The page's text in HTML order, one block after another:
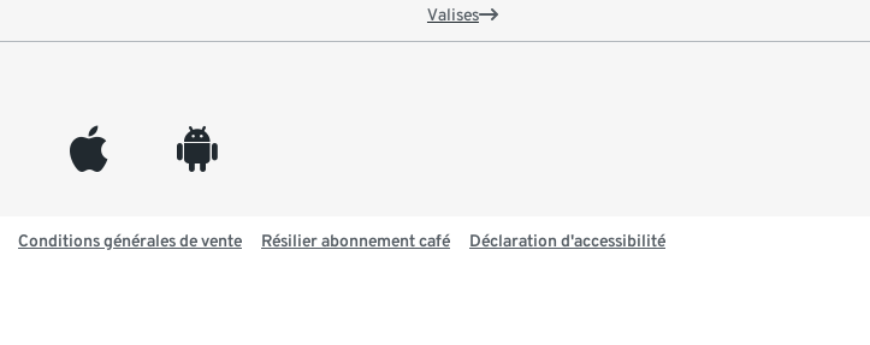
Valises
appleinc android
Conditions générales de vente Résilier abonnement café Déclaration d'accessibilité